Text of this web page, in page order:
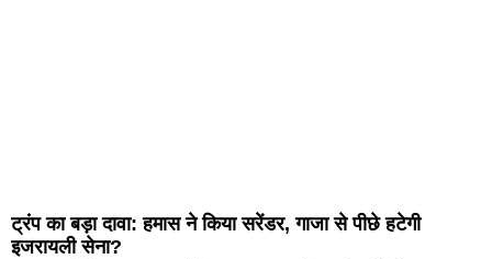
ट्रंप का बड़ा दावा: हमास ने किया सरेंडर, गाजा से पीछे हटेगी
इजरायली सेना?